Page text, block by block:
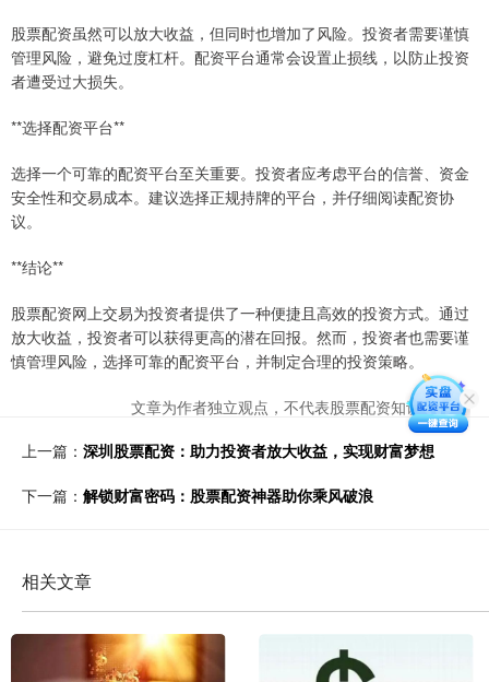
股票配资虽然可以放大收益，但同时也增加了风险。投资者需要谨慎
管理风险，避免过度杠杆。配资平台通常会设置止损线，以防止投资
者遭受过大损失。
**选择配资平台**
选择一个可靠的配资平台至关重要。投资者应考虑平台的信誉、资金
安全性和交易成本。建议选择正规持牌的平台，并仔细阅读配资协
议。
**结论**
股票配资网上交易为投资者提供了一种便捷且高效的投资方式。通过
放大收益，投资者可以获得更高的潜在回报。然而，投资者也需要谨
慎管理风险，选择可靠的配资平台，并制定合理的投资策略。
文章为作者独立观点，不代表股票配资知识网观点
上一篇： 深圳股票配资：助力投资者放大收益，实现财富梦想
下一篇： 解锁财富密码：股票配资神器助你乘风破浪
相关文章